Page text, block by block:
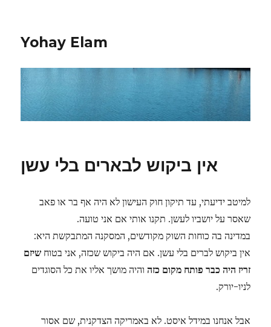
Yohay Elam
אין ביקוש לבארים בלי עשן
למיטב ידיעתי, עד תיקון חוק העישון לא היה אף בר או פאב
שאסר על יושביו לעשן. תקנו אותי אם אני טועה.
במדינה בה כוחות השוק מקודשים, המסקנה המתבקשת היא:
אין ביקוש לברים בלי עשן. אם היה ביקוש שכזה, אני בטוחשיזם
זריז היה כבר פותח מקום כזה והיה מושך אליו את כל הסוגדים
לניו-יורק.
אבל אנחנו במידל איסט. לא באמריקה הצדקנית, שם אסור